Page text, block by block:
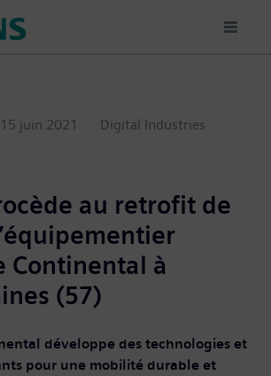
15 juin 2021
Digital Industries
au retrofit de
Continental à
(57)
développe des technologies et
pour une mobilité durable et